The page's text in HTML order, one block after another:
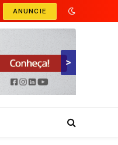
ANUNCIE
>